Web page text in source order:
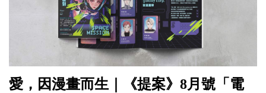
愛，因漫畫而生｜《提案》8月號「電